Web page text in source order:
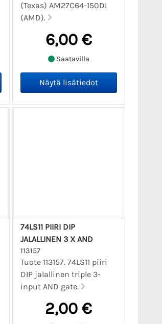
(Texas) AM27C64-150DI
(AMD).
6,00 €
Saatavilla
74LS11 PIIRI DIP
JALALLINEN 3 X AND
113157
Tuote 113157. 74LS11 piiri
DIP jalallinen triple 3-
input AND gate.
2,00 €